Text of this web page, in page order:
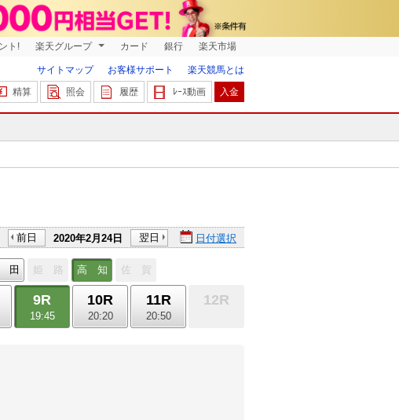
ト! 楽天グループ カード 銀行 楽天市場
サイトマップ お客様サポート
楽天競馬とは
精算 照会 履歴 ﾚｰｽ動画 入金
前日 2020年2月24日 翌日 日付選択
田 姫 路 高 知
佐 賀
9R
19:45
10R
20:20
11R
20:50
12R